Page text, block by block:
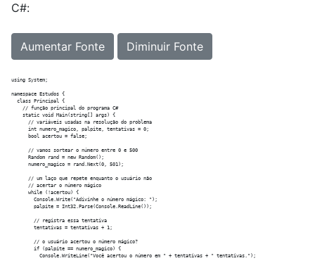
C#:
Aumentar Fonte Diminuir Fonte
using System;
namespace Estudos {
  class Principal {
    // função principal do programa C#
    static void Main(string[] args) {
      // variáveis usadas na resolução do problema
      int numero_magico, palpite, tentativas = 0;
      bool acertou = false;
      // vamos sortear o número entre 0 e 500
      Random rand = new Random();
      numero_magico = rand.Next(0, 501);
      // um laço que repete enquanto o usuário não
      // acertar o número mágico
      while (!acertou) {
        Console.Write("Adivinhe o número mágico: ");
        palpite = Int32.Parse(Console.ReadLine());
        // registra essa tentativa
        tentativas = tentativas + 1;
        // o usuário acertou o número mágico?
        if (palpite == numero_magico) {
          Console.WriteLine("Você acertou o número em " + tentativas + " tentativas.");